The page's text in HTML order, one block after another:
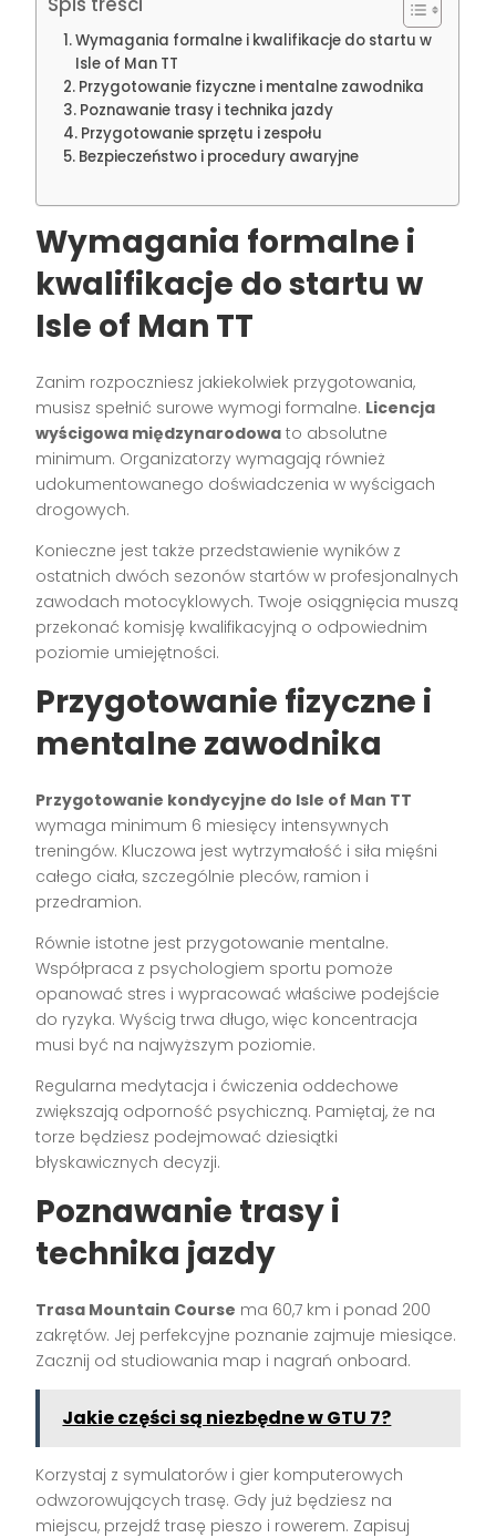
Wymagania formalne i kwalifikacje do startu w
Isle of Man TT
Przygotowanie fizyczne i mentalne zawodnika
Poznawanie trasy i technika jazdy
Przygotowanie sprzętu i zespołu
Bezpieczeństwo i procedury awaryjne
Wymagania formalne i
kwalifikacje do startu w
Isle of Man TT
Zanim rozpoczniesz jakiekolwiek przygotowania,
musisz spełnić surowe wymogi formalne. Licencja
wyścigowa międzynarodowa to absolutne
minimum. Organizatorzy wymagają również
udokumentowanego doświadczenia w wyścigach
drogowych.
Konieczne jest także przedstawienie wyników z
ostatnich dwóch sezonów startów w profesjonalnych
zawodach motocyklowych. Twoje osiągnięcia muszą
przekonać komisję kwalifikacyjną o odpowiednim
poziomie umiejętności.
Przygotowanie fizyczne i
mentalne zawodnika
Przygotowanie kondycyjne do Isle of Man TT
wymaga minimum 6 miesięcy intensywnych
treningów. Kluczowa jest wytrzymałość i siła mięśni
całego ciała, szczególnie pleców, ramion i
przedramion.
Równie istotne jest przygotowanie mentalne.
Współpraca z psychologiem sportu pomoże
opanować stres i wypracować właściwe podejście
do ryzyka. Wyścig trwa długo, więc koncentracja
musi być na najwyższym poziomie.
Regularna medytacja i ćwiczenia oddechowe
zwiększają odporność psychiczną. Pamiętaj, że na
torze będziesz podejmować dziesiątki
błyskawicznych decyzji.
Poznawanie trasy i
technika jazdy
Trasa Mountain Course ma 60,7 km i ponad 200
zakrętów. Jej perfekcyjne poznanie zajmuje miesiące.
Zacznij od studiowania map i nagrań onboard.
Jakie części są niezbędne w GTU 7?
Korzystaj z symulatorów i gier komputerowych
odwzorowujących trasę. Gdy już będziesz na
miejscu, przejdź trasę pieszo i rowerem. Zapisuj